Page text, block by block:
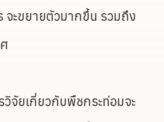
ะขยายตัวมากขึ้น รวมถึง
จัยเกี่ยวกับพืชกระท่อมจะ